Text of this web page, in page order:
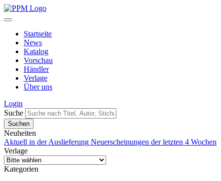
Startseite
News
Katalog
Vorschau
Händler
Verlage
Über uns
Login
Suche
Neuheiten
Aktuell in der Auslieferung Neuerscheinungen der letzten 4 Wochen
Verlage
Kategorien